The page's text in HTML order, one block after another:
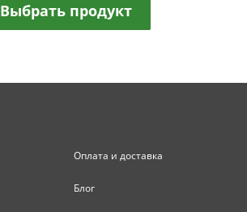
Выбрать продукт
Оплата и доставка
Блог